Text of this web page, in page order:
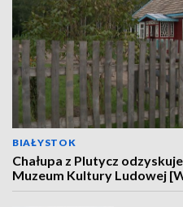
BIAŁYSTOK
Chałupa z Plutycz
Muzeum Kultury Ludowej